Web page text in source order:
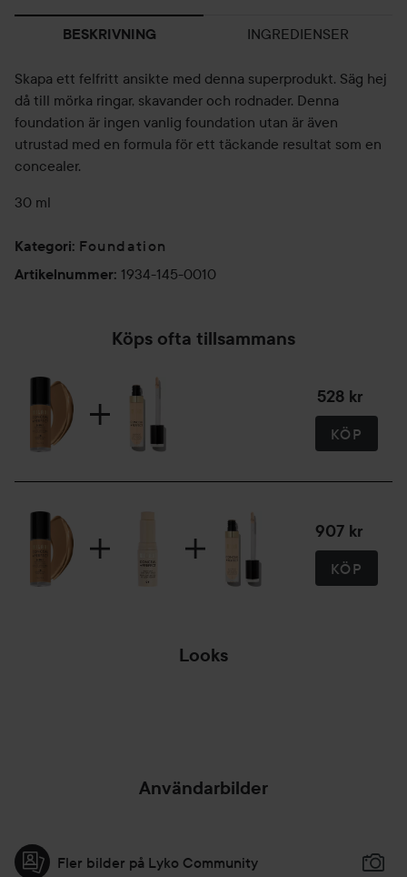
BESKRIVNING INGREDIENSER
Skapa ett felfritt ansikte med denna superprodukt. Säg hej
då till mörka ringar, skavander och rodnader. Denna
foundation är ingen vanlig foundation utan är även
utrustad med en formula för ett täckande resultat som en
concealer.
30 ml
Kategori: Foundation
Artikelnummer: 1934-145-0010
Köps ofta tillsammans
528 kr
KÖP
907 kr
KÖP
Looks
Användarbilder
Fler bilder på Lyko Community